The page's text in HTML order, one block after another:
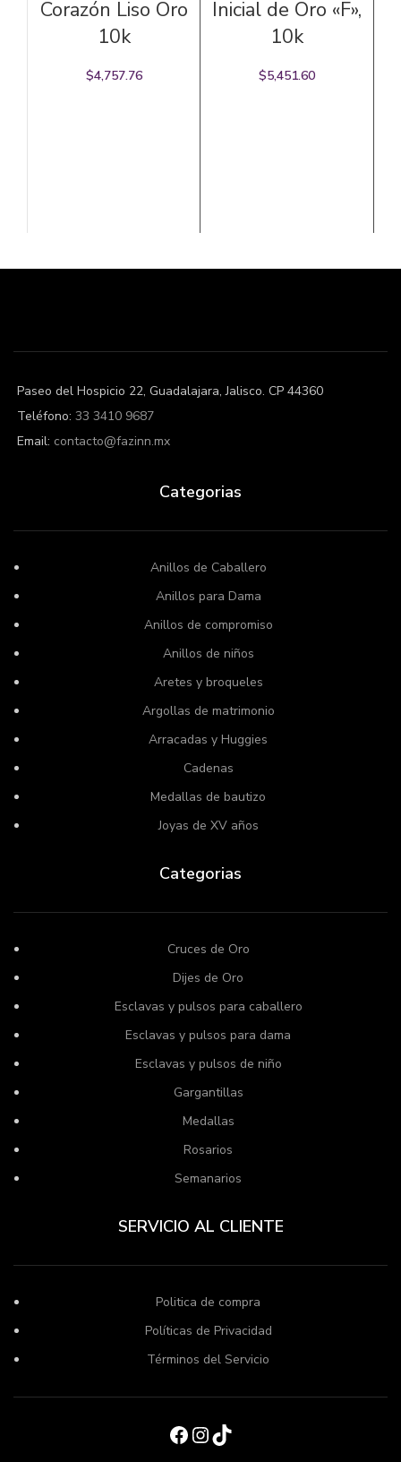
Corazón Liso Oro
10k
$4,757.76
Inicial de Oro «F»,
10k
$5,451.60
Paseo del Hospicio 22, Guadalajara, Jalisco. CP 44360
Teléfono: 33 3410 9687
Email: contacto@fazinn.mx
Categorias
Anillos de Caballero
Anillos para Dama
Anillos de compromiso
Anillos de niños
Aretes y broqueles
Argollas de matrimonio
Arracadas y Huggies
Cadenas
Medallas de bautizo
Joyas de XV años
Categorias
Cruces de Oro
Dijes de Oro
Esclavas y pulsos para caballero
Esclavas y pulsos para dama
Esclavas y pulsos de niño
Gargantillas
Medallas
Rosarios
Semanarios
SERVICIO AL CLIENTE
Politica de compra
Políticas de Privacidad
Términos del Servicio
Facebook
Instagram
TikTok